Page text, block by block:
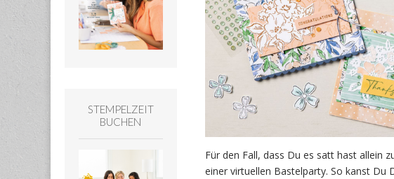
Für den Fall, dass Du es satt hast allein
einer virtuellen Bastelparty. So kanst Du
STEMPELZEIT
BUCHEN